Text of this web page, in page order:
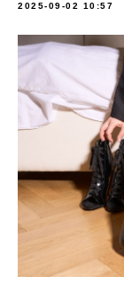
2025-09-02 10:57